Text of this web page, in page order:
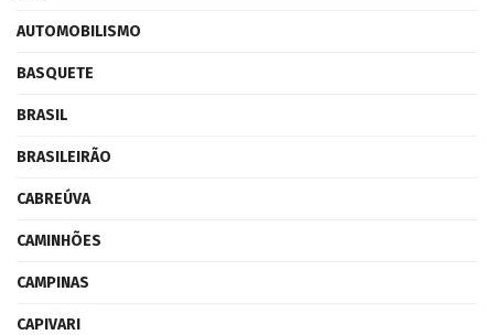
AUTOMOBILISMO
BASQUETE
BRASIL
BRASILEIRÃO
CABREÚVA
CAMINHÕES
CAMPINAS
CAPIVARI